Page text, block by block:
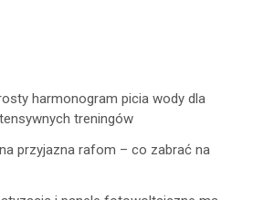
harmonogram picia wody dla
treningów
przyjazna rafom – co zabrać na